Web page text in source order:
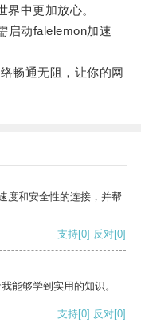
中更加放心。
动falelemon加速
畅通无阻，让你的网
度和安全性的连接，并帮
支持[0] 反对[0]
能够学到实用的知识。
支持[0] 反对[0]